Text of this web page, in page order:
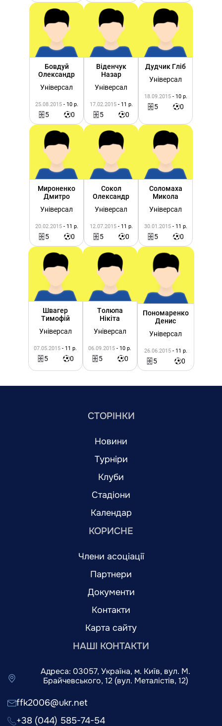
Бовдуй
Олександр
Універсал
25.08.2015 - 10 р.
5 0
Віденчук
Назар
Універсал
17.02.2015 - 11 р.
5 0
Дудчик Гліб
Універсал
18.09.2015 - 10 р.
5 0
Мироненко
Дмитро
Універсал
20.02.2015 - 11 р.
5 0
Сокол
Олександр
Універсал
12.07.2015 - 11 р.
5 0
Соломаха
Микола
Універсал
30.01.2015 - 11 р.
5 0
Швагер
Тимофій
Універсал
07.05.2015 - 11 р.
5 0
Толюпа
Нікіта
Універсал
06.09.2015 - 10 р.
5 0
Пономаренко
Денис
Універсал
26.06.2015 - 11 р.
5 0
СТОРІНКИ
Новини
Турніри
Клуби
Стадіони
Календар
КОРИСНЕ
Члени асоціації
Партнери
Документи
Контакти
Карта сайту
НАШІ КОНТАКТИ
Адреса: 03057, Україна, м. Київ, вул. М.
Брайчевського, 12 (вул. Металістів, 12)
ffk2006@ukr.net
+38 (044) 585-74-54